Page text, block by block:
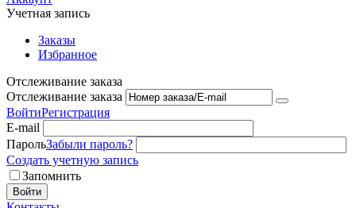
Учетная запись
Заказы
Избранное
Отслеживание заказа
Отслеживание заказа
ВойтиРегистрация
E-mail
ПарольЗабыли пароль?
Создать учетную запись
Запомнить
Войти